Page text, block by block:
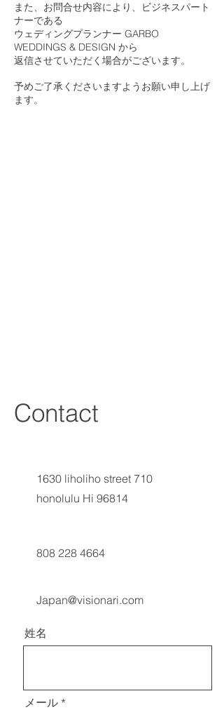
また、お問合せ内容により、ビジネスパート
ナーである
ウェディングプランナー GARBO
WEDDINGS & DESIGN から
返信させていただく場合がございます。
予めご了承くださいますようお願い申し上げ
ます。
Contact
1630 liholiho street 710
honolulu Hi 96814
808 228 4664
Japan@visionari.com
姓名
メール